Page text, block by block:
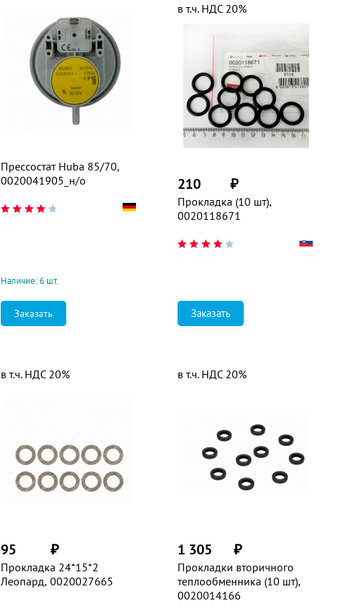
Прессостат Huba 85/70,
0020041905_н/о
Заказать
Наличие: 6 шт.
Прокладка (10 шт),
0020118671
210 ₽
в т.ч. НДС 20%
Заказать
Прокладка 24*15*2
Леопард, 0020027665
95 ₽
в т.ч. НДС 20%
Прокладки вторичного
теплообменника (10 шт),
0020014166
1 305 ₽
в т.ч. НДС 20%